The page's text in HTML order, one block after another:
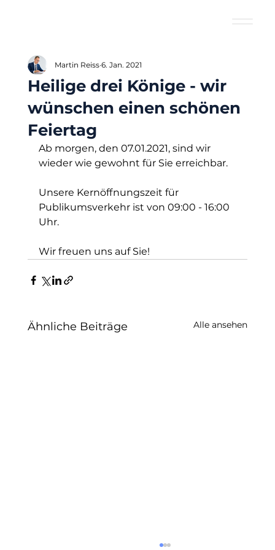
Heilige drei Könige - wir
wünschen einen schönen
Feiertag
Martin Reiss 6. Jan. 2021
Ab morgen, den 07.01.2021, sind wir
wieder wie gewohnt für Sie erreichbar.
Unsere Kernöffnungszeit für
Publikumsverkehr ist von 09:00 - 16:00
Uhr.
Wir freuen uns auf Sie!
Ähnliche Beiträge Alle ansehen